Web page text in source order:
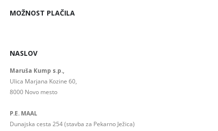
MOŽNOST PLAČILA
NASLOV
Maruša Kump s.p.,
Ulica Marjana Kozine 60,
8000 Novo mesto
P.E. MAAL
Dunajska cesta 254 (stavba za Pekarno Ježica)